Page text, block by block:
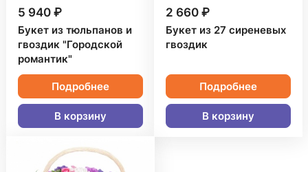
5 940 ₽
Букет из тюльпанов и
гвоздик "Городской
романтик"
Подробнее
В корзину
2 660 ₽
Букет из 27 сиреневых
гвоздик
Подробнее
В корзину